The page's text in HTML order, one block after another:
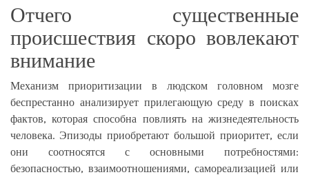
Отчего существенные
происшествия скоро вовлекают
внимание
Механизм приоритизации в людском головном мозге
беспрестанно анализирует прилегающую среду в поисках
фактов, которая способна повлиять на жизнедеятельность
человека. Эпизоды приобретают большой приоритет, если
они соотносятся с основными потребностями:
безопасностью, взаимоотношениями, самореализацией или